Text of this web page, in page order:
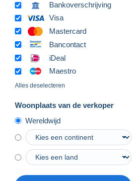
Bankoverschrijving
Visa
Mastercard
Bancontact
iDeal
Maestro
Alles deselecteren
Woonplaats van de verkoper
Wereldwijd